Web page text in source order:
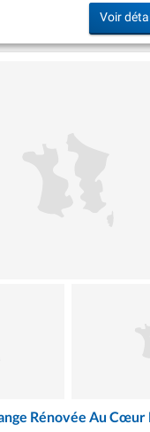
Voir
Rénovée Au Cœur